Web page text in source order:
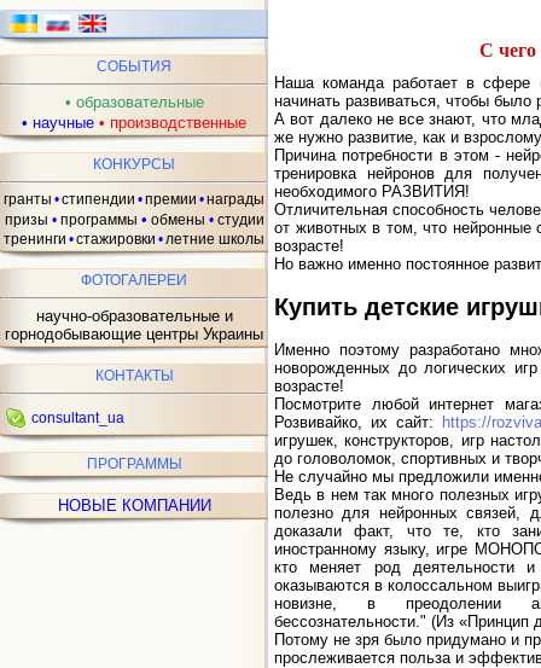
СОБЫТИЯ
• образовательные
• научные • производственные
КОНКУРСЫ
гранты •стипендии •премии •награды
призы • программы • обмены • студии
тренинги •стажировки •летние школы
ФОТОГАЛЕРЕИ
научно-образовательные и
горнодобывающие центры Украины
КОНТАКТЫ
consultant_ua
ПРОГРАММЫ
НОВЫЕ КОМПАНИИ
С чего
Наша команда работает в сфере
начинать развиваться, чтобы было
А вот далеко не все знают, что
же нужно развитие, как и
Причина потребности в этом -
тренировка нейронов для
необходимого РАЗВИТИЯ!
Отличительная способность
от животных в том, что нейронные
возрасте!
Но важно именно постоянное
Купить детские
Именно поэтому разработано
новорожденных до логических
возрасте!
Посмотрите любой интернет
Розвивайко, их сайт:
https://
игрушек, конструкторов, игр
до головоломок, спортивных и
Не случайно мы предложили
Ведь в нем так много полезных
полезно для нейронных связей,
доказали факт, что те, кто
иностранному языку, игре
кто меняет род деятельности
оказываются в колоссальном
новизне, в преодолении
бессознательности." (Из «Принцип
Потому не зря было придумано и
прослеживается польза и